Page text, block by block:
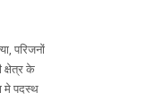
परिजनों
क्षेत्र के
मे पदस्थ